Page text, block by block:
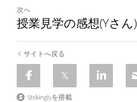
次へ
授業見学の感想(Yさん)
サイトへ戻る
Strikinglyを搭載